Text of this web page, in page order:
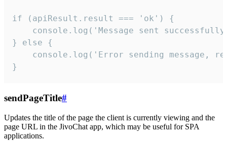
if (apiResult.result === 'ok') {
console.log('Message sent
} else {
console.log('Error sending message,
}
sendPageTitle#
Updates the title of the page the client is currently viewing and the
page URL in the JivoChat app, which may be useful for SPA
applications.